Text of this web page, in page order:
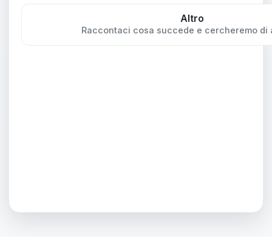
Altro
Raccontaci cosa succede e cercheremo di